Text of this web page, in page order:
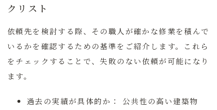
クリスト
依頼先を検討する際、その職人が確かな修業を積んで
いるかを確認するための基準をご紹介します。これら
をチェックすることで、失敗のない依頼が可能になり
ます。
過去の実績が具体的か：
公共性の高い建築物